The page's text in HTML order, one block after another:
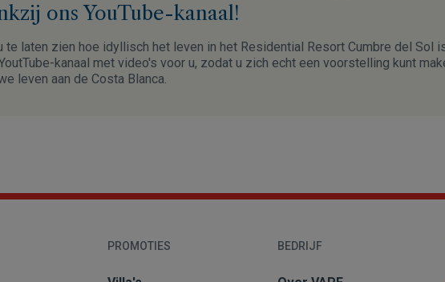
ons YouTube-kanaal!
te laten zien hoe idyllisch het leven in het Residential Resort Cumbre del Sol
kanaal met video's voor u, zodat u zich echt een voorstelling kunt
leven aan de Costa Blanca.
PROMOTIES BEDRIJF